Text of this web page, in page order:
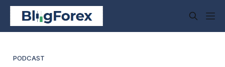
PODCAST